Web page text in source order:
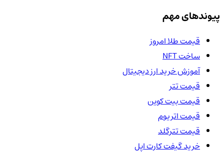
پیوندهای مهم
قیمت طلا امروز
ساخت NFT
آموزش خرید ارز دیجیتال
قیمت تتر
قیمت بیت کوین
قیمت اتریوم
قیمت تترگلد
خرید گیفت کارت اپل